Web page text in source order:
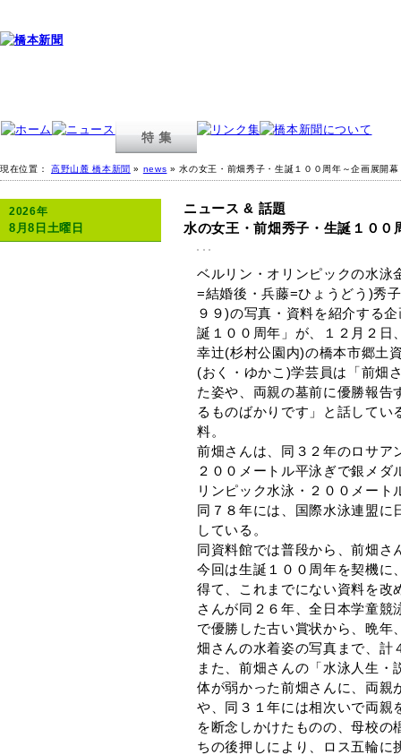
現在位置： 高野山麓 橋本新聞 » news » 水の女王・前畑秀子・生誕１００周年～企画展開幕
ニュース & 話題
水の女王・前畑秀子・生誕１００
ベルリン・オリンピックの水泳
=結婚後・兵藤=ひょうどう)秀
９９)の写真・資料を紹介する
誕１００周年」が、１２月２日
幸辻(杉村公園内)の橋本市郷土
(おく・ゆかこ)学芸員は「前畑
た姿や、両親の墓前に優勝報告
るものばかりです」と話してい
料。
前畑さんは、同３２年のロサア
２００メートル平泳ぎで銀メ
リンピック水泳・２００メー
同７８年には、国際水泳連盟に
している。
同資料館では普段から、前畑さ
今回は生誕１００周年を契機に
得て、これまでにない資料を改
さんが同２６年、全日本学童競
で優勝した古い賞状から、晩年
畑さんの水着姿の写真まで、計
また、前畑さんの「水泳人生
体が弱かった前畑さんに、両親
や、同３１年には相次いで両親
を断念しかけたものの、母校
ちの後押しにより、ロス五輪に
2026年
8月8日土曜日